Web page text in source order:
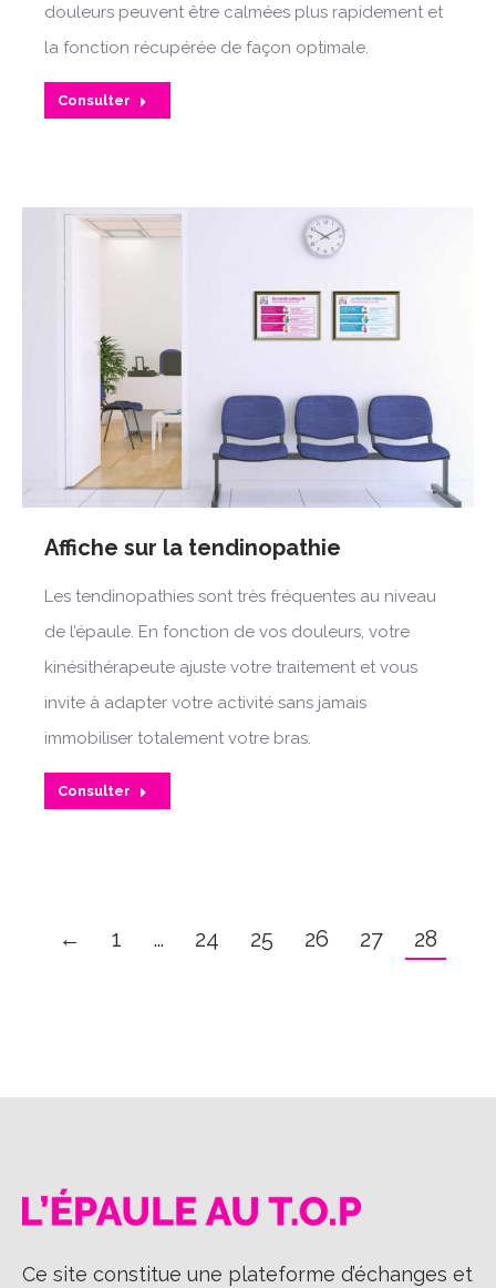
douleurs peuvent être calmées plus rapidement et
la fonction récupérée de façon optimale.
Consulter
Affiche sur la tendinopathie
Les tendinopathies sont très fréquentes au niveau
de l’épaule. En fonction de vos douleurs, votre
kinésithérapeute ajuste votre traitement et vous
invite à adapter votre activité sans jamais
immobiliser totalement votre bras.
Consulter
← 1 … 24 25 26 27 28
Ce site constitue une plateforme d’échanges et